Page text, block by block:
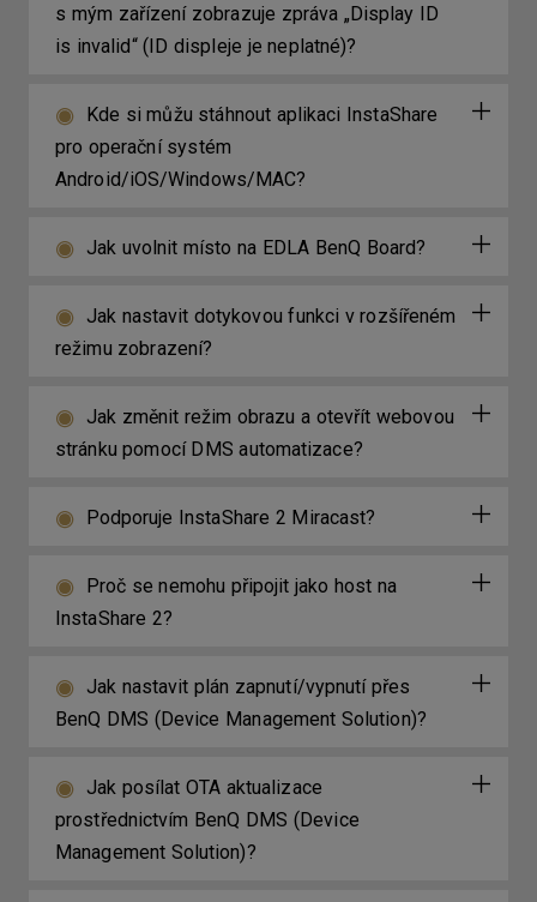
s mým zařízení zobrazuje zpráva „Display ID
is invalid“ (ID displeje je neplatné)?
Kde si můžu stáhnout aplikaci InstaShare
pro operační systém
Android/iOS/Windows/MAC?
Jak uvolnit místo na EDLA BenQ Board?
Jak nastavit dotykovou funkci v rozšířeném
režimu zobrazení?
Jak změnit režim obrazu a otevřít webovou
stránku pomocí DMS automatizace?
Podporuje InstaShare 2 Miracast?
Proč se nemohu připojit jako host na
InstaShare 2?
Jak nastavit plán zapnutí/vypnutí přes
BenQ DMS (Device Management Solution)?
Jak posílat OTA aktualizace
prostřednictvím BenQ DMS (Device
Management Solution)?